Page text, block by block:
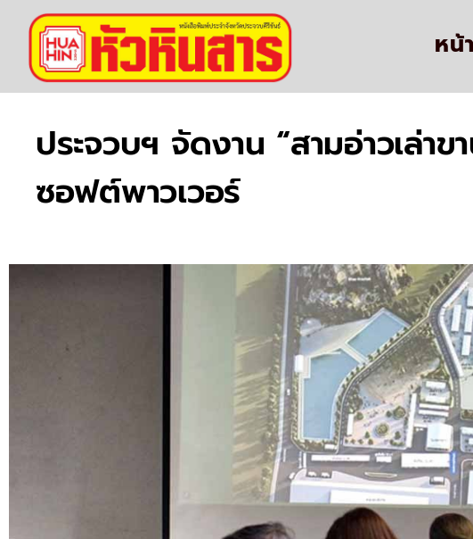
หน้
ประจวบฯ จัดงาน “สามอ่าวเล่
ซอฟต์พาวเวอร์